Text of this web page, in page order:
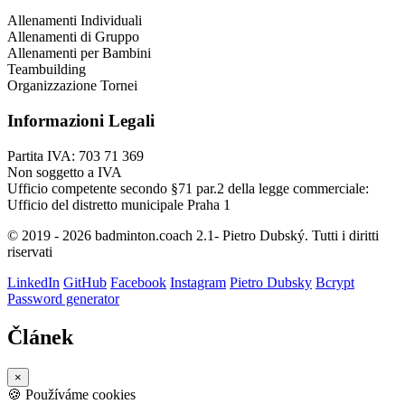
Allenamenti Individuali
Allenamenti di Gruppo
Allenamenti per Bambini
Teambuilding
Organizzazione Tornei
Informazioni Legali
Partita IVA: 703 71 369
Non soggetto a IVA
Ufficio competente secondo §71 par.2 della legge commerciale:
Ufficio del distretto municipale Praha 1
© 2019 - 2026 badminton.coach 2.1- Pietro Dubský. Tutti i diritti
riservati
LinkedIn GitHub Facebook Instagram Pietro Dubsky Bcrypt
Password generator
Článek
×
🍪 Používáme cookies